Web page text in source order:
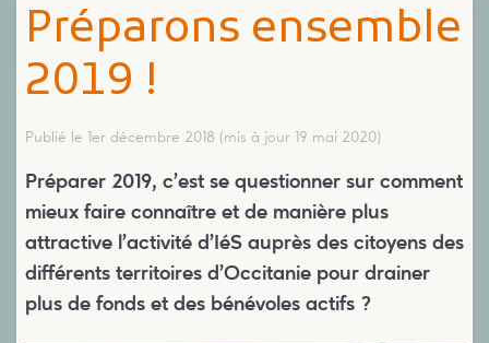
Préparons ensemble
2019 !
Publié le 1er décembre 2018 (mis à jour 19 mai 2020)
Préparer 2019, c’est se questionner sur comment
mieux faire connaître et de manière plus
attractive l’activité d’IéS auprès des citoyens des
différents territoires d’Occitanie pour drainer
plus de fonds et des bénévoles actifs ?